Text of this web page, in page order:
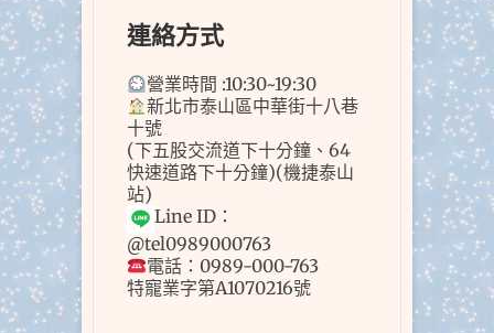
連絡方式
營業時間 :10:30~19:30
新北市泰山區中華街十八巷
十號
(下五股交流道下十分鐘、64
快速道路下十分鐘)(機捷泰山
站)
Line ID：
@tel0989000763
電話：0989-000-763
特寵業字第A1070216號